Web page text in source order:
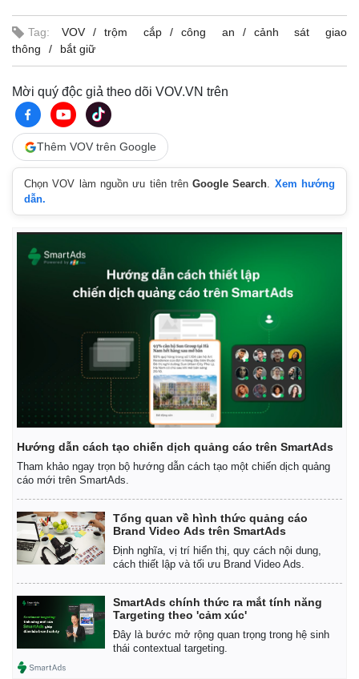
Quan sát
Cuộc sống đó đây
Tag: VOV trộm cắp công an
cảnh sát giao
thông
bắt giữ
Mời quý độc giả theo dõi VOV.VN trên
Thêm VOV trên Google
Chọn VOV làm nguồn ưu tiên trênGoogle Search. Xem hướng
dẫn.
Hướng dẫn cách tạo chiến dịch quảng cáo trên SmartAds
Tham khảo ngay trọn bộ hướng dẫn cách tạo một chiến dịch quảng
cáo mới trên SmartAds.
Tổng quan về hình thức quảng cáo
Brand Video Ads trên SmartAds
Định nghĩa, vị trí hiển thị, quy cách nội dung,
cách thiết lập và tối ưu Brand Video Ads.
SmartAds chính thức ra mắt tính năng
Targeting theo 'cảm xúc'
Đây là bước mở rộng quan trọng trong hệ sinh
thái contextual targeting.